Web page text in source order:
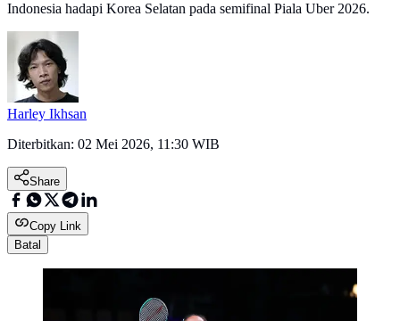
Indonesia hadapi Korea Selatan pada semifinal Piala Uber 2026.
Harley Ikhsan
Diterbitkan: 02 Mei 2026, 11:30 WIB
Share
Copy Link
Batal